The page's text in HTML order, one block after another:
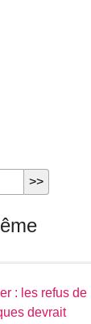
: les refus de
devrait